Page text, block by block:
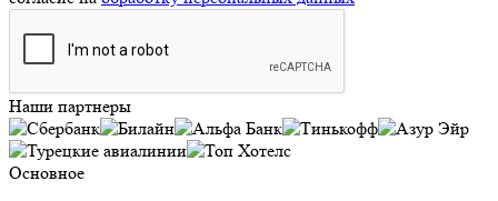
Наши партнеры
Основное